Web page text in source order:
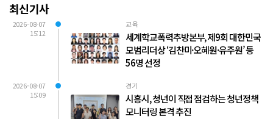
최신기사
2026-08-07
15:12
교육
세계학교폭력추방본부, 제9회 대한민국
모범리더상 ‘김찬미·오혜원·유주원’ 등
56명 선정
2026-08-07
15:09
경기
시흥시, 청년이 직접 점검하는 청년정책
모니터링 본격 추진